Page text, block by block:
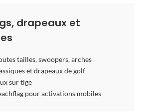
drapeaux et
tailles, swoopers, arches
et drapeaux de golf
sur tige
pour activations mobiles